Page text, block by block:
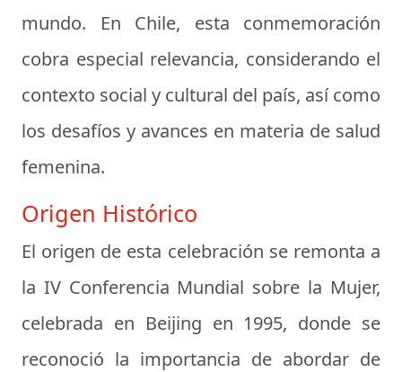
mundo. En Chile, esta conmemoración
cobra especial relevancia, considerando el
contexto social y cultural del país, así como
los desafíos y avances en materia de salud
femenina.
Origen Histórico
El origen de esta celebración se remonta a
la IV Conferencia Mundial sobre la Mujer,
celebrada en Beijing en 1995, donde se
reconoció la importancia de abordar de